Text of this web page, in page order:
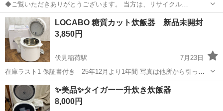
◆ご覧いただきありがとうございます。 当方は、リサイクル
SHOP【買いクル宇治倉庫】です。 ◆商品名:タイガー魔法瓶(TIGER)
炊飯器 5.5合 IH 土鍋コーティング 時短早炊き機能 ホワイト 炊きたて
JPE-A...
京都 宇治市 キッチン家電 タイガー魔法瓶
LOCABO 糖質カット炊飯器 新品未開封
3,850円
伏見稲荷駅
7月23日
在庫ラスト1 保証書付き 25年12月より1年間 写真は他所から引っ張
って来たもので、当方の商品は完全未開封品です。 定型分、レスポン
ス悪い方等はスルーさせて頂く事もございます。 ・LOCABO本体（外
釜/内釜/上蓋/...
京都 京都市 伏見稲荷駅 キッチン家電 糖質
✨美品✨タイガー一升炊き炊飯器
8,000円